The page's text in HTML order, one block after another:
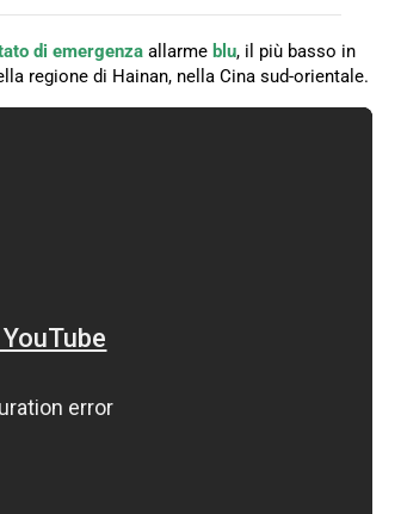
di emergenza allarme blu, il più basso in
regione di Hainan, nella Cina sud-orientale.